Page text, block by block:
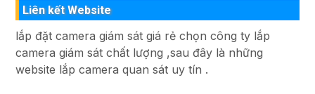
Liên kết Website
lắp đặt camera giám sát giá rẻ chọn công ty lắp
camera giám sát chất lượng ,sau đây là những
website lắp camera quan sát uy tín .